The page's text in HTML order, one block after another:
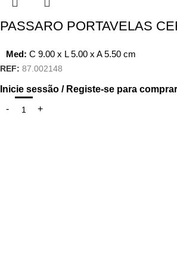
PASSARO PORTAVELAS
Med: C 9.00 x L5.00 x A5.50 cm
REF: 87.002148
Inicie sessão / Registe-se para comprar